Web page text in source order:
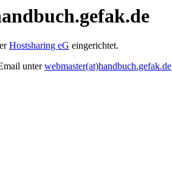
Hostsharing eG eingerichtet.
unterwebmaster(at)handbuch.gefak.de